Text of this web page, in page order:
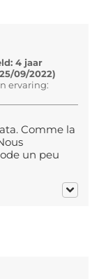
4 jaar
09/2022)
ervaring:
Comme la
un peu